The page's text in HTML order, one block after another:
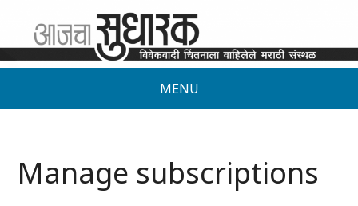
MENU
Manage subscriptions